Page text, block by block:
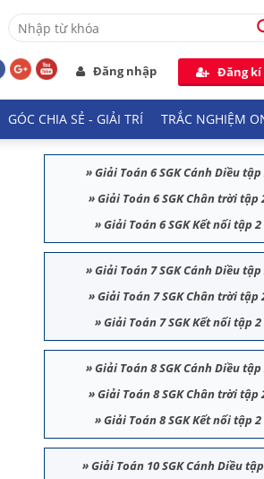
Đăng nhập Đăng kí
GÓC CHIA SẺ - GIẢI TRÍ TRẮC NGHIỆM
»Giải Toán 6 SGK Cánh Diều tập
»Giải Toán 6 SGK Chân trời tập
»Giải Toán 6 SGK Kết nối tập 2
»Giải Toán 7 SGK Cánh Diều tập
»Giải Toán 7 SGK Chân trời tập
»Giải Toán 7 SGK Kết nối tập 2
»Giải Toán 8 SGK Cánh Diều tập
»Giải Toán 8 SGK Chân trời tập
»Giải Toán 8 SGK Kết nối tập 2
»Giải Toán 10 SGK Cánh Diều